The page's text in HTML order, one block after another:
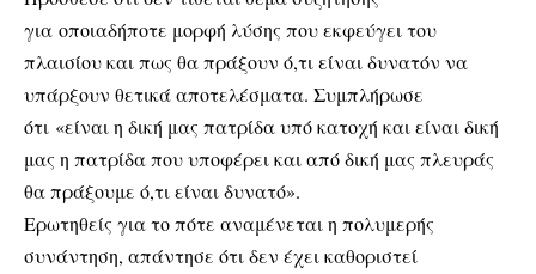
για οποιαδήποτε μορφή λύσης που εκφεύγει του
πλαισίου και πως θα πράξουν ό,τι είναι δυνατόν να
υπάρξουν θετικά αποτελέσματα. Συμπλήρωσε
ότι «είναι η δική μας πατρίδα υπό κατοχή και είναι δική
μας η πατρίδα που υποφέρει και από δική μας πλευράς
θα πράξουμε ό,τι είναι δυνατό».
Ερωτηθείς για το πότε αναμένεται η πολυμερής
συνάντηση, απάντησε ότι δεν έχει καθοριστεί